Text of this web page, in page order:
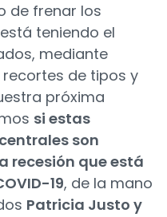
de frenar los
teniendo el
mediante
de tipos y
próxima
si estas
son
recesión que está
19, de la mano
Patricia Justo y